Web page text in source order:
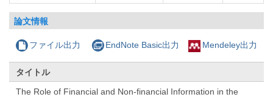
論文情報
ファイル出力 EndNote Basic出力 Mendeley出力
タイトル
The Role of Financial and Non-financial Information in the